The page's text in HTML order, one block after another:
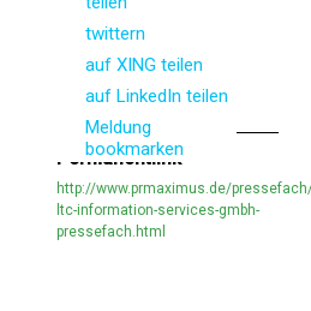
twittern
auf XING teilen
auf LinkedIn teilen
Meldung
bookmarken
Permanentlink
http://www.prmaximus.de/
ltc-information-services-gmbh-
pressefach.html